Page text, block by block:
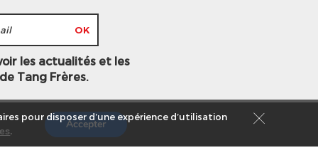
les actualités et les
Tang Frères.
légales
pour disposer d’une expérience d’utilisation
. Accepter